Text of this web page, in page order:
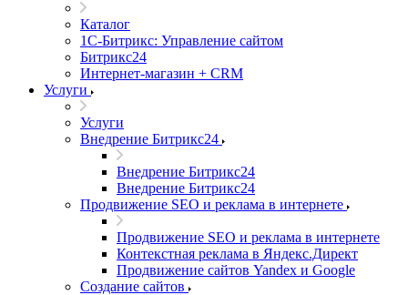
Каталог
1С-Битрикс: Управление сайтом
Битрикс24
Интернет-магазин + CRM
Услуги
Услуги
Внедрение Битрикс24
Внедрение Битрикс24
Внедрение Битрикс24
Продвижение SEO и реклама в интернете
Продвижение SEO и реклама в интернете
Контекстная реклама в Яндекс.Директ
Продвижение сайтов Yandex и Google
Создание сайтов